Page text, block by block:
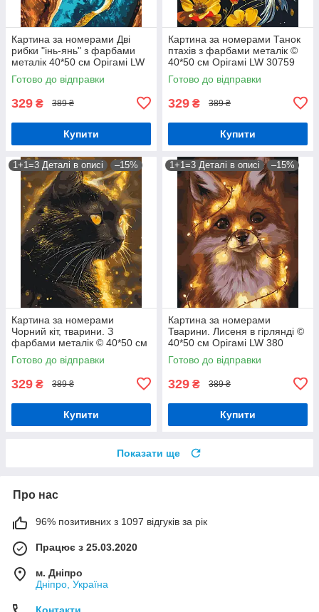
Картина за номерами Дві
рибки "інь-янь" з фарбами
металік 40*50 см Орігамі LW
3444
Готово до відправки
329 ₴ 389 ₴
Купити
Картина за номерами Танок
птахів з фарбами металік ©
40*50 см Орігамі LW 30759
Готово до відправки
329 ₴ 389 ₴
Купити
1+1=3 Деталі в описі –15%
Картина за номерами
Чорний кіт, тварини. З
фарбами металік © 40*50 см
Орігамі LW 3301
Готово до відправки
329 ₴ 389 ₴
Купити
1+1=3 Деталі в описі –15%
Картина за номерами
Тварини. Лисеня в гірлянді ©
40*50 см Орігамі LW 380
Готово до відправки
329 ₴ 389 ₴
Купити
Показати ще
Про нас
96% позитивних з 1097 відгуків за рік
Працює з 25.03.2020
м. Дніпро
Дніпро, Україна
Контакти